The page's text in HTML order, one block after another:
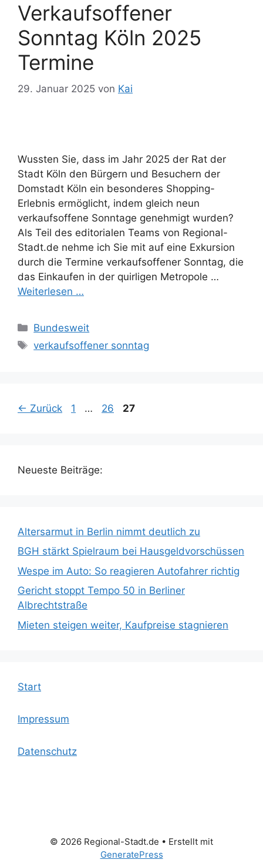
Verkaufsoffener
Sonntag Köln 2025
Termine
29. Januar 2025 von Kai
Wussten Sie, dass im Jahr 2025 der Rat der
Stadt Köln den Bürgern und Besuchern der
Domstadt Köln ein besonderes Shopping-
Erlebnis ermöglicht, indem gleich neun
verkaufsoffene Sonntage genehmigt wurden?
Als Teil des editorialen Teams von Regional-
Stadt.de nehme ich Sie mit auf eine Exkursion
durch die Termine verkaufsoffener Sonntag, die
das Einkaufen in der quirligen Metropole …
Weiterlesen …
Kategorien
Bundesweit
Schlagwörter
verkaufsoffener sonntag
← Zurück Seite
1 … Seite
26 Seite
27
Neueste Beiträge:
Altersarmut in Berlin nimmt deutlich zu
BGH stärkt Spielraum bei Hausgeldvorschüssen
Wespe im Auto: So reagieren Autofahrer richtig
Gericht stoppt Tempo 50 in Berliner
Albrechtstraße
Mieten steigen weiter, Kaufpreise stagnieren
Start
Impressum
Datenschutz
© 2026 Regional-Stadt.de • Erstellt mit
GeneratePress